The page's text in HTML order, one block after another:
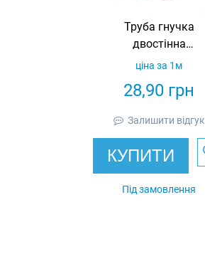
Труба гнучка
двостінна
гофрована (для
прокладки)
чорна, бухта 50 м
28,90 грн
ціна за 1м
Залишити відгук
КУПИТИ
Під замовлення